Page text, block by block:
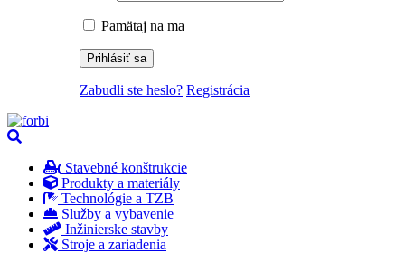
Pamätaj na ma
Zabudli ste heslo? Registrácia
Stavebné konštrukcie
Produkty a materiály
Technológie a TZB
Služby a vybavenie
Inžinierske stavby
Stroje a zariadenia